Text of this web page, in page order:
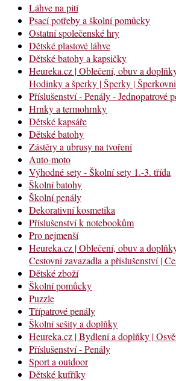
Láhve na pití
Psací potřeby a školní pomůcky
Ostatní společenské hry
Dětské plastové láhve
Dětské batohy a kapsičky
Heureka.cz | Oblečení, obuv a
Hodinky a šperky | Šperky |
Příslušenství - Penály - Jednopatrové
Hrnky a termohrnky
Dětské kapsáře
Dětské batohy
Zástěry a ubrusy na tvoření
Auto-moto
Výhodné sety - Školní sety 1.-3. třída
Školní batohy
Školní penály
Dekorativní kosmetika
Příslušenství k notebookům
Pro nejmenší
Heureka.cz | Oblečení, obuv a
Cestovní zavazadla a příslušenství |
Dětské zboží
Školní pomůcky
Puzzle
Třípatrové penály
Školní sešity a doplňky
Heureka.cz | Bydlení a doplňky |
Příslušenství - Penály
Sport a outdoor
Dětské kufříky